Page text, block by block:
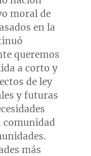
moral de
en la
queremos
a corto y
de ley
y futuras
comunidad
más